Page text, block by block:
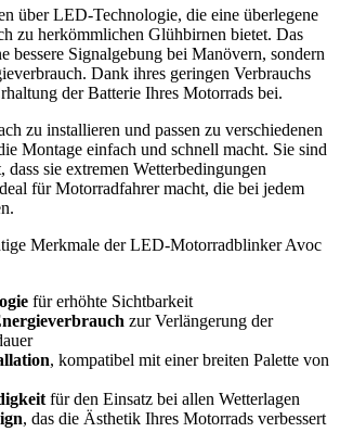
über LED-Technologie, die eine überlegene
zu herkömmlichen Glühbirnen bietet. Das
bessere Signalgebung bei Manövern, sondern
Dank ihres geringen Verbrauchs
der Batterie Ihres Motorrads bei.
zu installieren und passen zu verschiedenen
Montage einfach und schnell macht. Sie sind
dass sie extremen Wetterbedingungen
für Motorradfahrer macht, die bei jedem
Merkmale der LED-Motorradblinker Avoc
für erhöhte Sichtbarkeit
zur Verlängerung der
, kompatibel mit einer breiten Palette von
für den Einsatz bei allen Wetterlagen
, das die Ästhetik Ihres Motorrads verbessert